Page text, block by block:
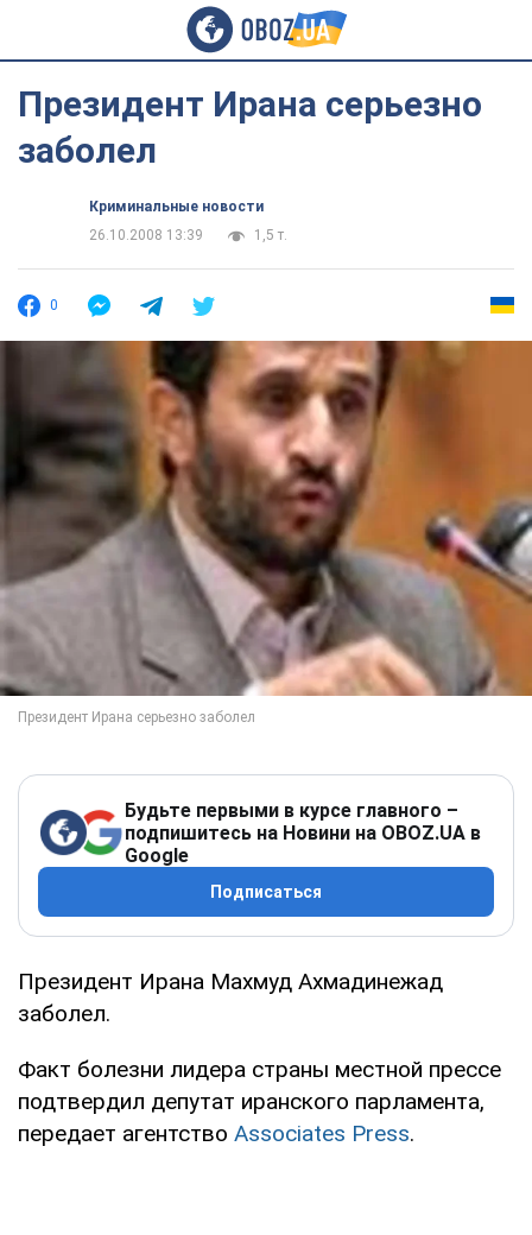
Президент Ирана серьезно
заболел
Криминальные новости
26.10.2008 13:39
1,5 т.
0
Будьте первыми в курсе главного –
подпишитесь на Новини на OBOZ.UA в
Google
Подписаться
Президент Ирана Махмуд Ахмадинежад
заболел.
Факт болезни лидера страны местной прессе
подтвердил депутат иранского парламента,
передает агентство Associates Press.